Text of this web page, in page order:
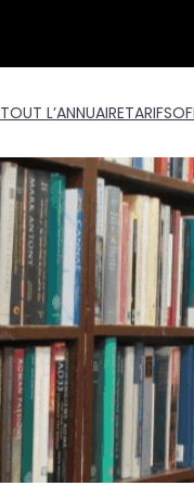
TOUT L’ANNUAIRETARIFS